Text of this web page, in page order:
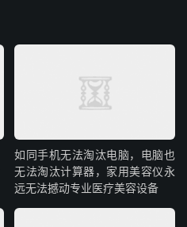
如同手机无法淘汰电脑，电脑也
无法淘汰计算器，家用美容仪永
远无法撼动专业医疗美容设备